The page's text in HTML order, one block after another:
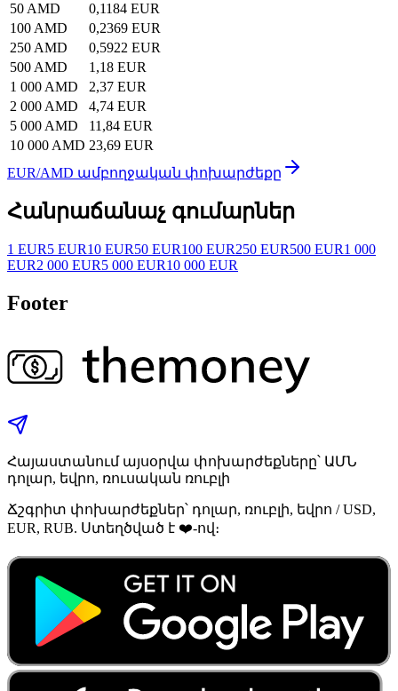
50 AMD
0,1184 EUR
100 AMD
0,2369 EUR
250 AMD
0,5922 EUR
500 AMD
1,18 EUR
1 000 AMD
2,37 EUR
2 000 AMD
4,74 EUR
5 000 AMD
11,84 EUR
10 000 AMD 23,69 EUR
EUR/AMD ամբողջական փոխարժեքը
Հանրաճանաչ գումարներ
1 EUR5 EUR10 EUR50 EUR100 EUR250 EUR500 EUR1 000
EUR2 000 EUR5 000 EUR10 000 EUR
Footer
Հայաստանում այսօրվա փոխարժեքները՝ ԱՄՆ
դոլար, եվրո, ռուսական ռուբլի
Ճշգրիտ փոխարժեքներ՝ դոլար, ռուբլի, եվրո / USD,
EUR, RUB. Ստեղծված է ❤️-ով։